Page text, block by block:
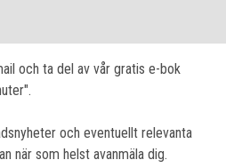
och ta del av vår gratis e-bok
och eventuellt relevanta
när som helst avanmäla dig.